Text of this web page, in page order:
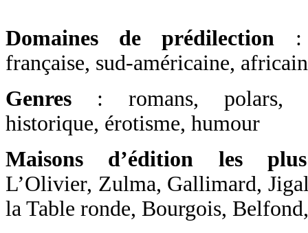
Domaines de prédilection :
française, sud-américaine,
Genres : romans, polars,
historique, érotisme, humour
Maisons d’édition les
L’Olivier, Zulma, Gallimard,
la Table ronde, Bourgois,